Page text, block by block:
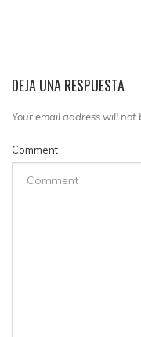
DEJA UNA RESPUESTA
Your email address will
Comment